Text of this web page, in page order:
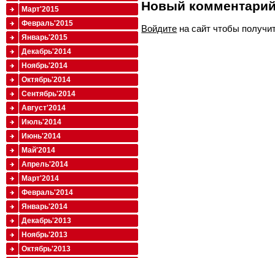
Новый
Войдите на сайт чтобы
Март'2015
Февраль'2015
Январь'2015
Декабрь'2014
Ноябрь'2014
Октябрь'2014
Сентябрь'2014
Август'2014
Июль'2014
Июнь'2014
Май'2014
Апрель'2014
Март'2014
Февраль'2014
Январь'2014
Декабрь'2013
Ноябрь'2013
Октябрь'2013